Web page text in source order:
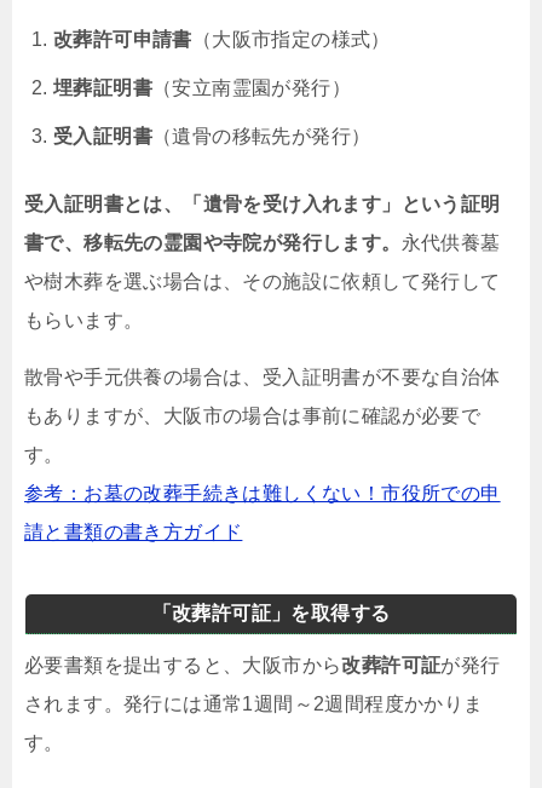
改葬許可申請書 （大阪市指定の様式）
埋葬証明書 （安立南霊園が発行）
受入証明書 （遺骨の移転先が発行）
受入証明書とは、「遺骨を受け入れます」という証明
書で、移転先の霊園や寺院が発行します。 永代供養墓
や樹木葬を選ぶ場合は、その施設に依頼して発行して
もらいます。
散骨や手元供養の場合は、受入証明書が不要な自治体
もありますが、大阪市の場合は事前に確認が必要で
す。
参考：お墓の改葬手続きは難しくない！市役所での申
請と書類の書き方ガイド
「改葬許可証」を取得する
必要書類を提出すると、大阪市から改葬許可証が発行
されます。発行には通常1週間～2週間程度かかりま
す。